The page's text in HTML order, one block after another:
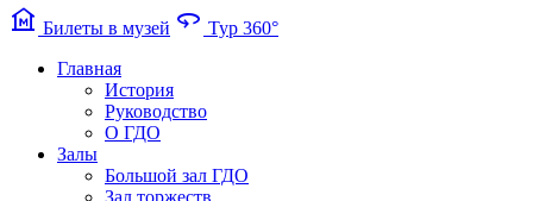
museum Билеты в музей 360 Тур 360°
Главная
История
Руководство
О ГДО
Залы
Большой зал ГДО
Зал торжеств